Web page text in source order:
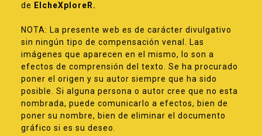
de ElcheXploreR.
NOTA: La presente web es de carácter divulgativo
sin ningún tipo de compensación venal. Las
imágenes que aparecen en el mismo, lo son a
efectos de comprensión del texto. Se ha procurado
poner el origen y su autor siempre que ha sido
posible. Si alguna persona o autor cree que no esta
nombrada, puede comunicarlo a efectos, bien de
poner su nombre, bien de eliminar el documento
gráfico si es su deseo.